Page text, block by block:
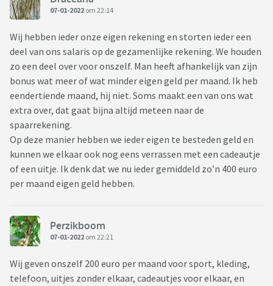
07-01-2022 om 22:14
Wij hebben ieder onze eigen rekening en storten ieder een
deel van ons salaris op de gezamenlijke rekening. We houden
zo een deel over voor onszelf. Man heeft afhankelijk van zijn
bonus wat meer of wat minder eigen geld per maand. Ik heb
eendertiende maand, hij niet. Soms maakt een van ons wat
extra over, dat gaat bijna altijd meteen naar de
spaarrekening.
Op deze manier hebben we ieder eigen te besteden geld en
kunnen we elkaar ook nog eens verrassen met een cadeautje
of een uitje. Ik denk dat we nu ieder gemiddeld zo’n 400 euro
per maand eigen geld hebben.
Perzikboom
07-01-2022 om 22:21
Wij geven onszelf 200 euro per maand voor sport, kleding,
telefoon, uitjes zonder elkaar, cadeautjes voor elkaar, en